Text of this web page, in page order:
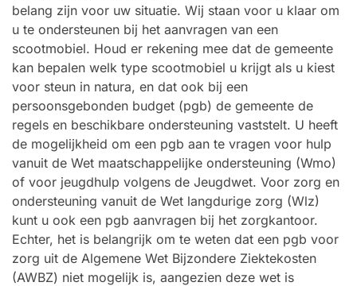
belang zijn voor uw situatie. Wij staan voor u klaar om
u te ondersteunen bij het aanvragen van een
scootmobiel. Houd er rekening mee dat de gemeente
kan bepalen welk type scootmobiel u krijgt als u kiest
voor steun in natura, en dat ook bij een
persoonsgebonden budget (pgb) de gemeente de
regels en beschikbare ondersteuning vaststelt. U heeft
de mogelijkheid om een pgb aan te vragen voor hulp
vanuit de Wet maatschappelijke ondersteuning (Wmo)
of voor jeugdhulp volgens de Jeugdwet. Voor zorg en
ondersteuning vanuit de Wet langdurige zorg (Wlz)
kunt u ook een pgb aanvragen bij het zorgkantoor.
Echter, het is belangrijk om te weten dat een pgb voor
zorg uit de Algemene Wet Bijzondere Ziektekosten
(AWBZ) niet mogelijk is, aangezien deze wet is